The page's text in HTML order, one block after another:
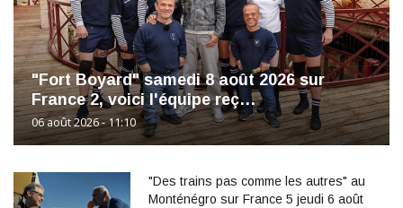
"Fort Boyard" samedi 8 août 2026 sur
France 2, voici l'équipe reç…
06 août 2026 - 11:10
"Des trains pas comme les autres" au
Monténégro sur France 5 jeudi 6 août